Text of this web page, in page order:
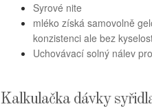
Syrové nite
mléko získá samovolně
konzistenci ale bez
Uchovávací solný nálev
Kalkulačka dávky